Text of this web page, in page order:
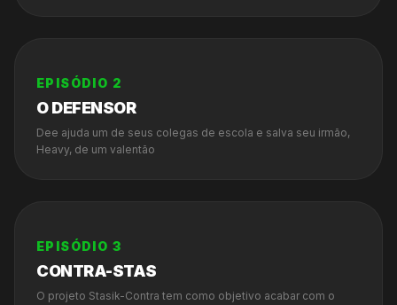
EPISÓDIO 2
O DEFENSOR
Dee ajuda um de seus colegas de escola e salva seu irmão,
Heavy, de um valentão
EPISÓDIO 3
CONTRA-STAS
O projeto Stasik-Contra tem como objetivo acabar com o